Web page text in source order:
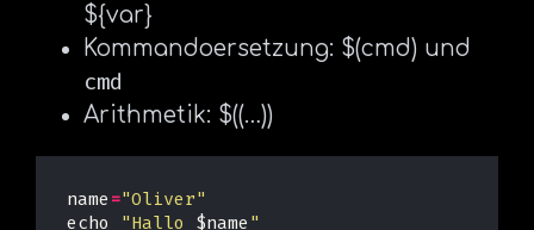
${var}
Kommandoersetzung: $(cmd) und
cmd
Arithmetik: $((…))
name ="Oliver"
echo
"Hallo $name "